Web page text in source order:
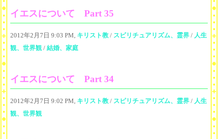
イエスについて Part 35
2012年2月7日 9:03 PM, キリスト教 / スピリチュアリズム、霊界 / 人生
観、世界観 / 結婚、家庭
イエスについて Part 34
2012年2月7日 9:02 PM, キリスト教 / スピリチュアリズム、霊界 / 人生
観、世界観